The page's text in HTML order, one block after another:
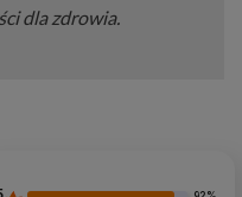
dla zdrowia.